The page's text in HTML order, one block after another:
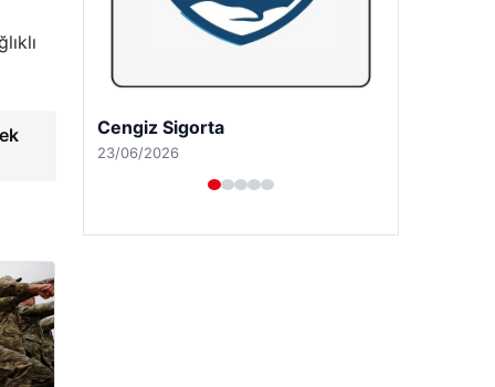
Hastaş Beton
26/05/2026